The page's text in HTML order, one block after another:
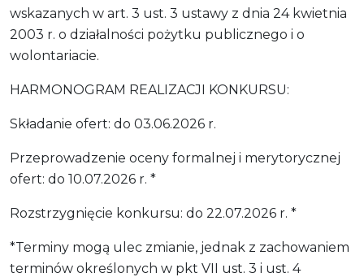
wskazanych w art. 3 ust. 3 ustawy z dnia 24 kwietnia
2003 r. o działalności pożytku publicznego i o
wolontariacie.
HARMONOGRAM REALIZACJI KONKURSU:
Składanie ofert: do 03.06.2026 r.
Przeprowadzenie oceny formalnej i merytorycznej
ofert: do 10.07.2026 r. *
Rozstrzygnięcie konkursu: do 22.07.2026 r. *
*Terminy mogą ulec zmianie, jednak z zachowaniem
terminów określonych w pkt VII ust. 3 i ust. 4